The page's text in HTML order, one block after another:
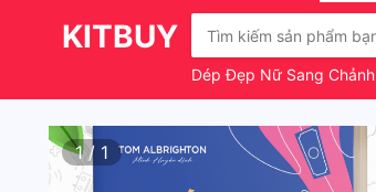
KITBUY
Dép Đẹp Nữ Sang Chảnh
1 / 1